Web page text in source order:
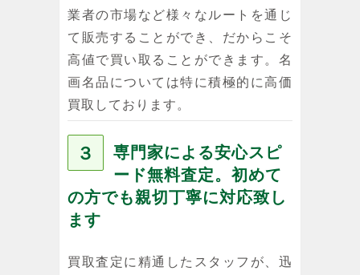
業者の市場など様々なルートを通じ
て販売することができ、だからこそ
高値で買い取ることができます。名
画名品については特に積極的に高価
買取しております。
３
専門家による安心スピ
ード無料査定。初めて
の方でも親切丁寧に対応致し
ます
買取査定に精通したスタッフが、迅